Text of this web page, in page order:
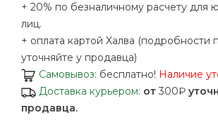
+ 20% по безналичному расчету для
лиц.
+ оплата картой Халва (подробности
уточняйте у продавца)
Самовывоз: бесплатно! Наличие
Доставка курьером: от 300₽
продавца.